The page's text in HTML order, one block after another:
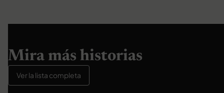
Mira más historias
Ver la lista completa